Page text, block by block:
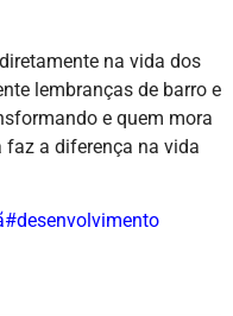
na vida dos
lembranças de barro e
e quem mora
faz a diferença na vida
#desenvolvimento